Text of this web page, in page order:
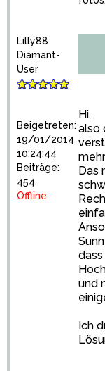
Lilly88
Diamant-
User
Beigetreten:
19/01/2014
10:24:44
Beiträge:
454
Offline
Hi,
also
Das
und
Ich